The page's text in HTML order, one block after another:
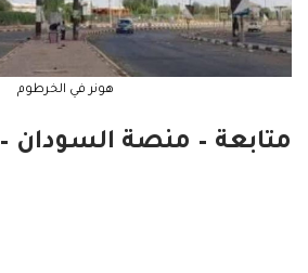
هونر في الخرطوم
متابعة – منصة السودان –